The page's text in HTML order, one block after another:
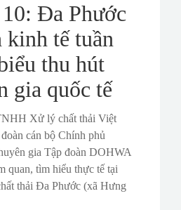
Đa Phước
tế tuần
thu hút
gia quốc tế
Xử lý chất thải Việt
cán bộ Chính phủ
gia Tập đoàn DOHWA
quan, tìm hiểu thực tế tại
thải Đa Phước (xã Hưng